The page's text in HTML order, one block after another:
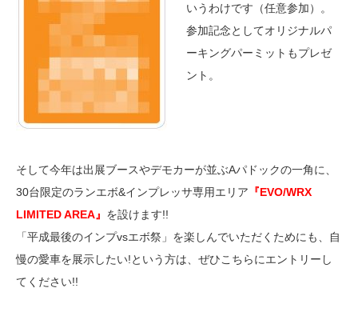
いうわけです（任意参加）。
参加記念としてオリジナルパ
ーキングパーミットもプレゼ
ント。
そして今年は出展ブースやデモカーが並ぶAパドックの一角に、
30台限定のランエボ&インプレッサ専用エリア 『EVO/WRX
LIMITED AREA』 を設けます!!
「平成最後のインプvsエボ祭」を楽しんでいただくためにも、自
慢の愛車を展示したい!という方は、ぜひこちらにエントリーし
てください!!